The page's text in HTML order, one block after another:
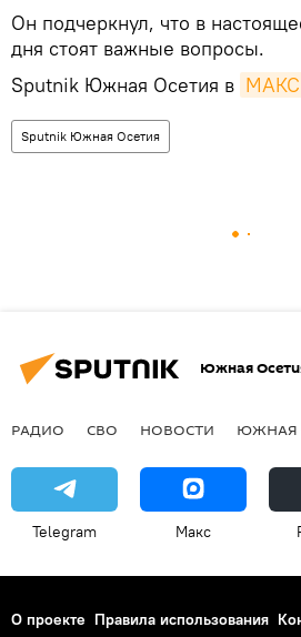
Он подчеркнул, что в
дня стоят важные вопросы.
Sputnik Южная Осетия в МАКС
Sputnik Южная Осетия
Южная
РАДИО СВО НОВОСТИ ЮЖНАЯ
Telegram Макс
О проекте Правила использования